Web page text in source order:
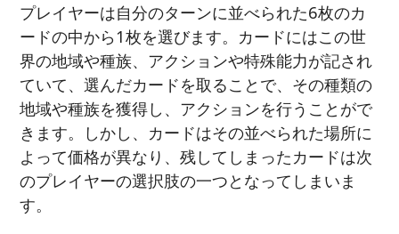
プレイヤーは自分のターンに並べられた6枚のカ
ードの中から1枚を選びます。カードにはこの世
界の地域や種族、アクションや特殊能力が記され
ていて、選んだカードを取ることで、その種類の
地域や種族を獲得し、アクションを行うことがで
きます。しかし、カードはその並べられた場所に
よって価格が異なり、残してしまったカードは次
のプレイヤーの選択肢の一つとなってしまいま
す。